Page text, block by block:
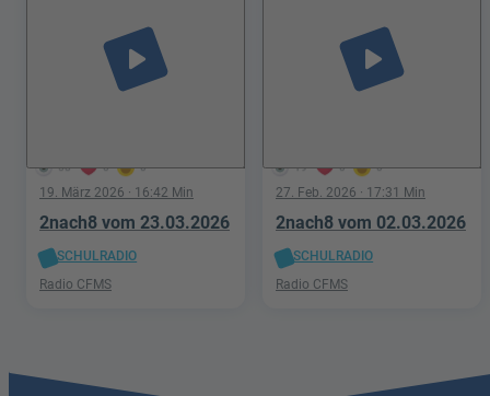
58 0 0
play_arrow
19. März 2026 · 16:42 Min
2nach8 vom 23.03.2026
SCHULRADIO
Radio CFMS
19 0 0
play_arrow
27. Feb. 2026 · 17:31 Min
2nach8 vom 02.03.2026
SCHULRADIO
Radio CFMS